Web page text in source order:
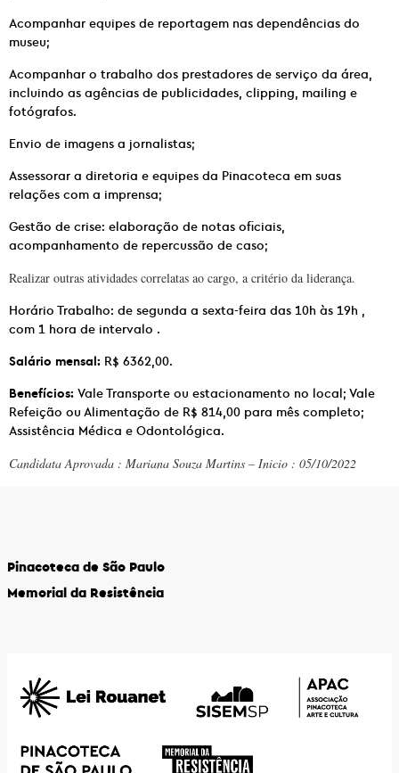
Acompanhar equipes de reportagem nas dependências do
museu;
Acompanhar o trabalho dos prestadores de serviço da área,
incluindo as agências de publicidades, clipping, mailing e
fotógrafos.
Envio de imagens a jornalistas;
Assessorar a diretoria e equipes da Pinacoteca em suas
relações com a imprensa;
Gestão de crise: elaboração de notas oficiais,
acompanhamento de repercussão de caso;
Realizar outras atividades correlatas ao cargo, a critério da liderança.
Horário Trabalho: de segunda a sexta-feira das 10h às 19h ,
com 1 hora de intervalo .
Salário mensal: R$ 6362,00.
Benefícios: Vale Transporte ou estacionamento no local; Vale
Refeição ou Alimentação de R$ 814,00 para mês completo;
Assistência Médica e Odontológica.
Candidata Aprovada : Mariana Souza Martins – Inicio : 05/10/2022
Pinacoteca de São Paulo
Memorial da Resistência